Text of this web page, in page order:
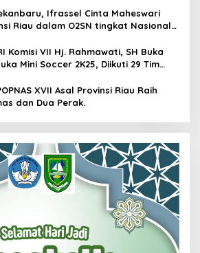
Ifrassel Cinta Maheswari
Riau dalam O2SN tingkat Nasional
Komisi VII Hj. Rahmawati, SH Buka
Mini Soccer 2K25, Diikuti 29 Tim
XVII Asal Provinsi Riau Raih
dan Dua Perak.